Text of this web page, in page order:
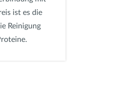
ist es die
Reinigung